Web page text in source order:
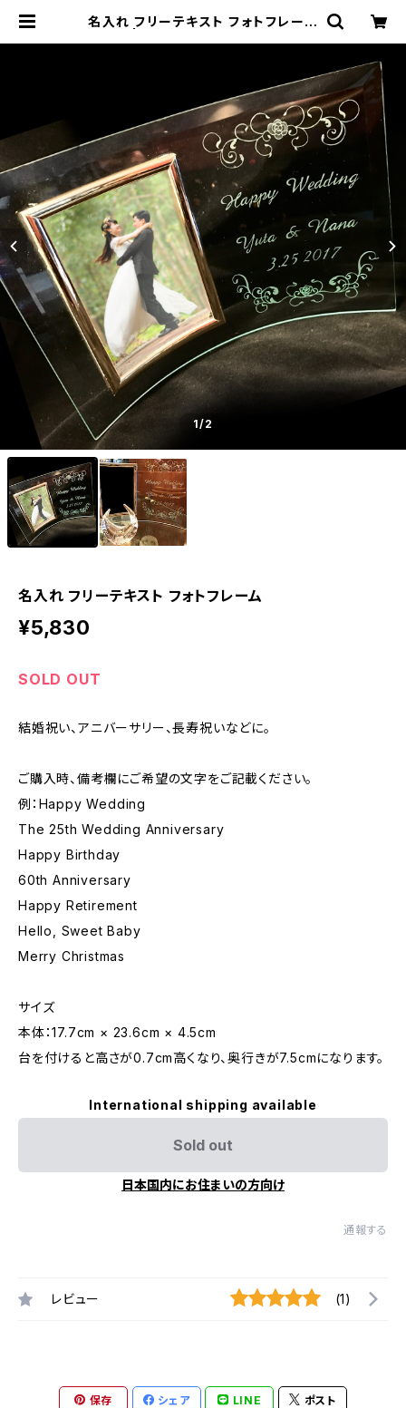
名入れ フリーテキスト フォトフレーム
1/2
名入れ フリーテキスト フォトフレーム
¥5,830
SOLD OUT
結婚祝い、アニバーサリー、長寿祝いなどに。
ご購入時、備考欄にご希望の文字をご記載ください。
例：Happy Wedding
The 25th Wedding Anniversary
Happy Birthday
60th Anniversary
Happy Retirement
Hello, Sweet Baby
Merry Christmas
サイズ
本体：17.7cm × 23.6cm × 4.5cm
台を付けると高さが0.7cm高くなり、奥行きが7.5cmになります。
International shipping available
Sold out
日本国内にお住まいの方向け
通報する
レビュー (1)
保存 シェア LINE ポスト